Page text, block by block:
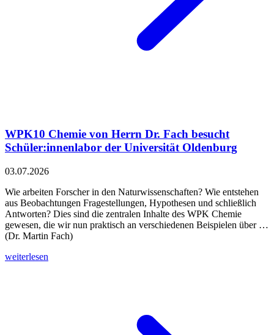
WPK10 Chemie von Herrn Dr. Fach besucht
Schüler:innenlabor der Universität Oldenburg
03.07.2026
Wie arbeiten Forscher in den Naturwissenschaften? Wie entstehen
aus Beobachtungen Fragestellungen, Hypothesen und schließlich
Antworten? Dies sind die zentralen Inhalte des WPK Chemie
gewesen, die wir nun praktisch an verschiedenen Beispielen über …
(Dr. Martin Fach)
weiterlesen